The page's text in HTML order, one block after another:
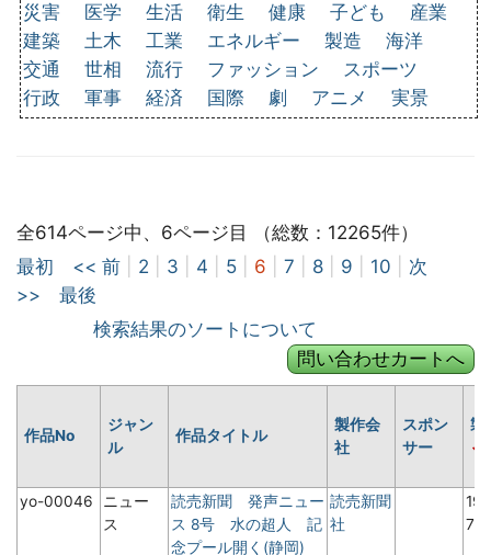
災害
医学 生活 衛生 健康 子ども
産業
建築
土木 工業 エネルギー 製造
海洋
交通
世相 流行 ファッション
スポーツ
行政
軍事 経済 国際 劇 アニメ 実景
全614ページ中、6ページ目 （総数：12265件）
最初
<< 前 2 3 4 5 6 7 8 9 10
次
>>
最後
検索結果のソートについて
作品No
ジャン
ル
作品タイトル
製作会
社
スポン
サー
製
yo-00046
ニュー
ス
読売新聞 発声ニュー
ス 8号 水の超人 記
念プール開く(静岡)
読売新聞
社
7